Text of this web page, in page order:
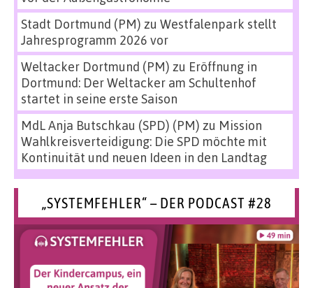
Stadt Dortmund (PM) zu Westfalenpark stellt
Jahresprogramm 2026 vor
Weltacker Dortmund (PM) zu Eröffnung in
Dortmund: Der Weltacker am Schultenhof
startet in seine erste Saison
MdL Anja Butschkau (SPD) (PM) zu Mission
Wahlkreisverteidigung: Die SPD möchte mit
Kontinuität und neuen Ideen in den Landtag
„SYSTEMFEHLER“ – DER PODCAST #28